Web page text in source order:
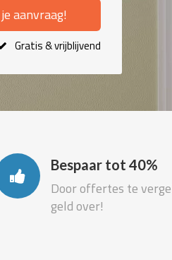
aanvraag!
Gratis & vrijblijvend
Bespaar tot 40%
Door offertes te
geld over!